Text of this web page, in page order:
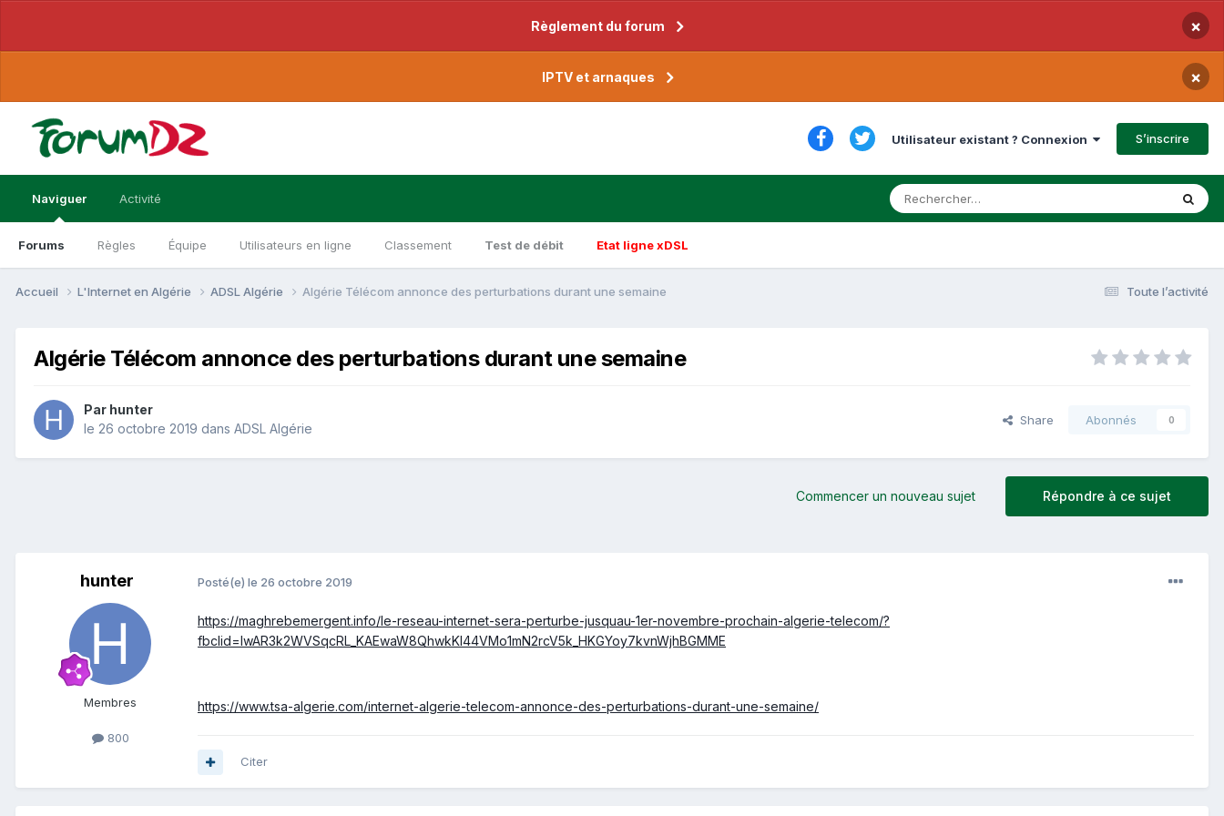
Règlement du forum ×
IPTV et arnaques ×
Utilisateur existant ? Connexion S’inscrire
Naviguer
Forums Règles Équipe Utilisateurs en ligne Classement Test de débit Etat ligne xDSL
Activité
Toute l’activité
Accueil L'Internet en Algérie ADSL Algérie Algérie Télécom annonce des perturbations durant une semaine
Algérie Télécom annonce des perturbations durant une semaine
Par hunter
le 26 octobre 2019 dans ADSL Algérie
Share Abonnés 0
Répondre à ce sujet
Commencer un nouveau sujet
hunter
Membres
800
Posté(e) le 26 octobre 2019
https://maghrebemergent.info/le-reseau-internet-sera-perturbe-jusquau-1er-novembre-prochain-algerie-telecom/?
fbclid=IwAR3k2WVSqcRL_KAEwaW8QhwkKI44VMo1mN2rcV5k_HKGYoy7kvnWjhBGMME
https://www.tsa-algerie.com/internet-algerie-telecom-annonce-des-perturbations-durant-une-semaine/
Citer